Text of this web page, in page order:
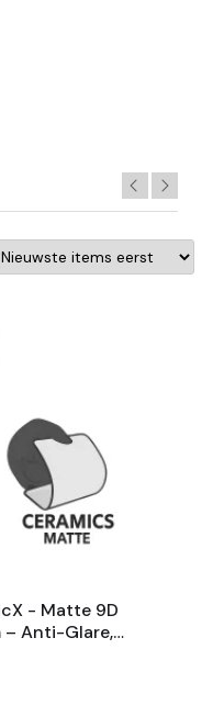
- Matte 9D
– Anti-Glare,
17 / 16